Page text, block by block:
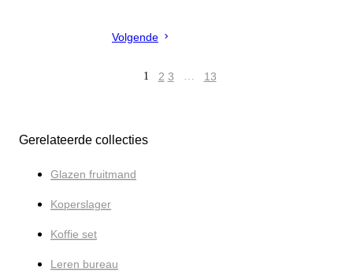
Volgende
1 2 3 … 13
Gerelateerde collecties
Glazen fruitmand
Koperslager
Koffie set
Leren bureau